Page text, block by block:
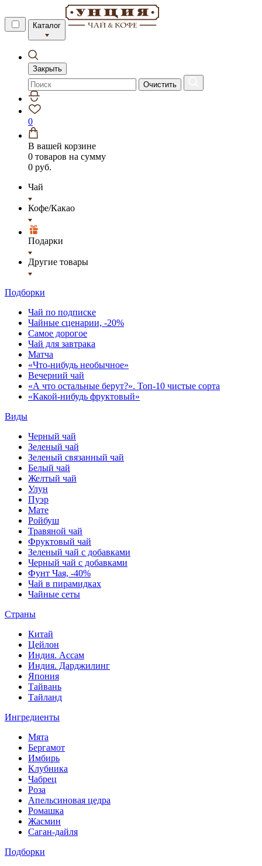
Каталог
Закрыть
Очистить
0
В вашей корзине
0 товаров на сумму
0 руб.
Чай
Кофе/Какао
Подарки
Другие товары
Подборки
Чай по подписке
Чайные сценарии, -20%
Самое дорогое
Чай для завтрака
Матча
«Что-нибудь необычное»
Вечерний чай
«А что остальные берут?». Топ-10 чистые сорта
«Какой-нибудь фруктовый»
Виды
Черный чай
Зеленый чай
Зеленый связанный чай
Белый чай
Желтый чай
Улун
Пуэр
Мате
Ройбуш
Травяной чай
Фруктовый чай
Зеленый чай с добавками
Черный чай с добавками
Фунт Чая, -40%
Чай в пирамидках
Чайные сеты
Страны
Китай
Цейлон
Индия. Ассам
Индия. Дарджилинг
Япония
Тайвань
Тайланд
Ингредиенты
Мята
Бергамот
Имбирь
Клубника
Чабрец
Роза
Апельсиновая цедра
Ромашка
Жасмин
Саган-дайля
Подборки